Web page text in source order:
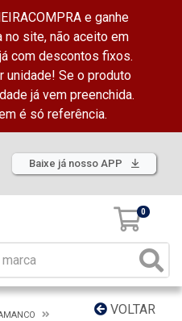
e ganhe
no site, não aceito em
com descontos fixos.
unidade! Se o produto
já vem preenchida.
é só referência.
Baixe já nosso APP
0
VOLTAR